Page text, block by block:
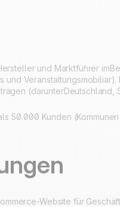
und Marktführer
und Veranstaltungsmobiliar).
(darunterDeutschland,
50.000 Kunden
Website für